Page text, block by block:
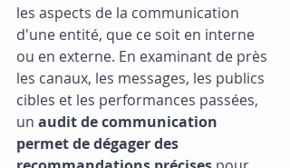
les aspects de la communication
d'une entité, que ce soit en interne
ou en externe. En examinant de près
les canaux, les messages, les publics
cibles et les performances passées,
un audit de communication
permet de dégager des